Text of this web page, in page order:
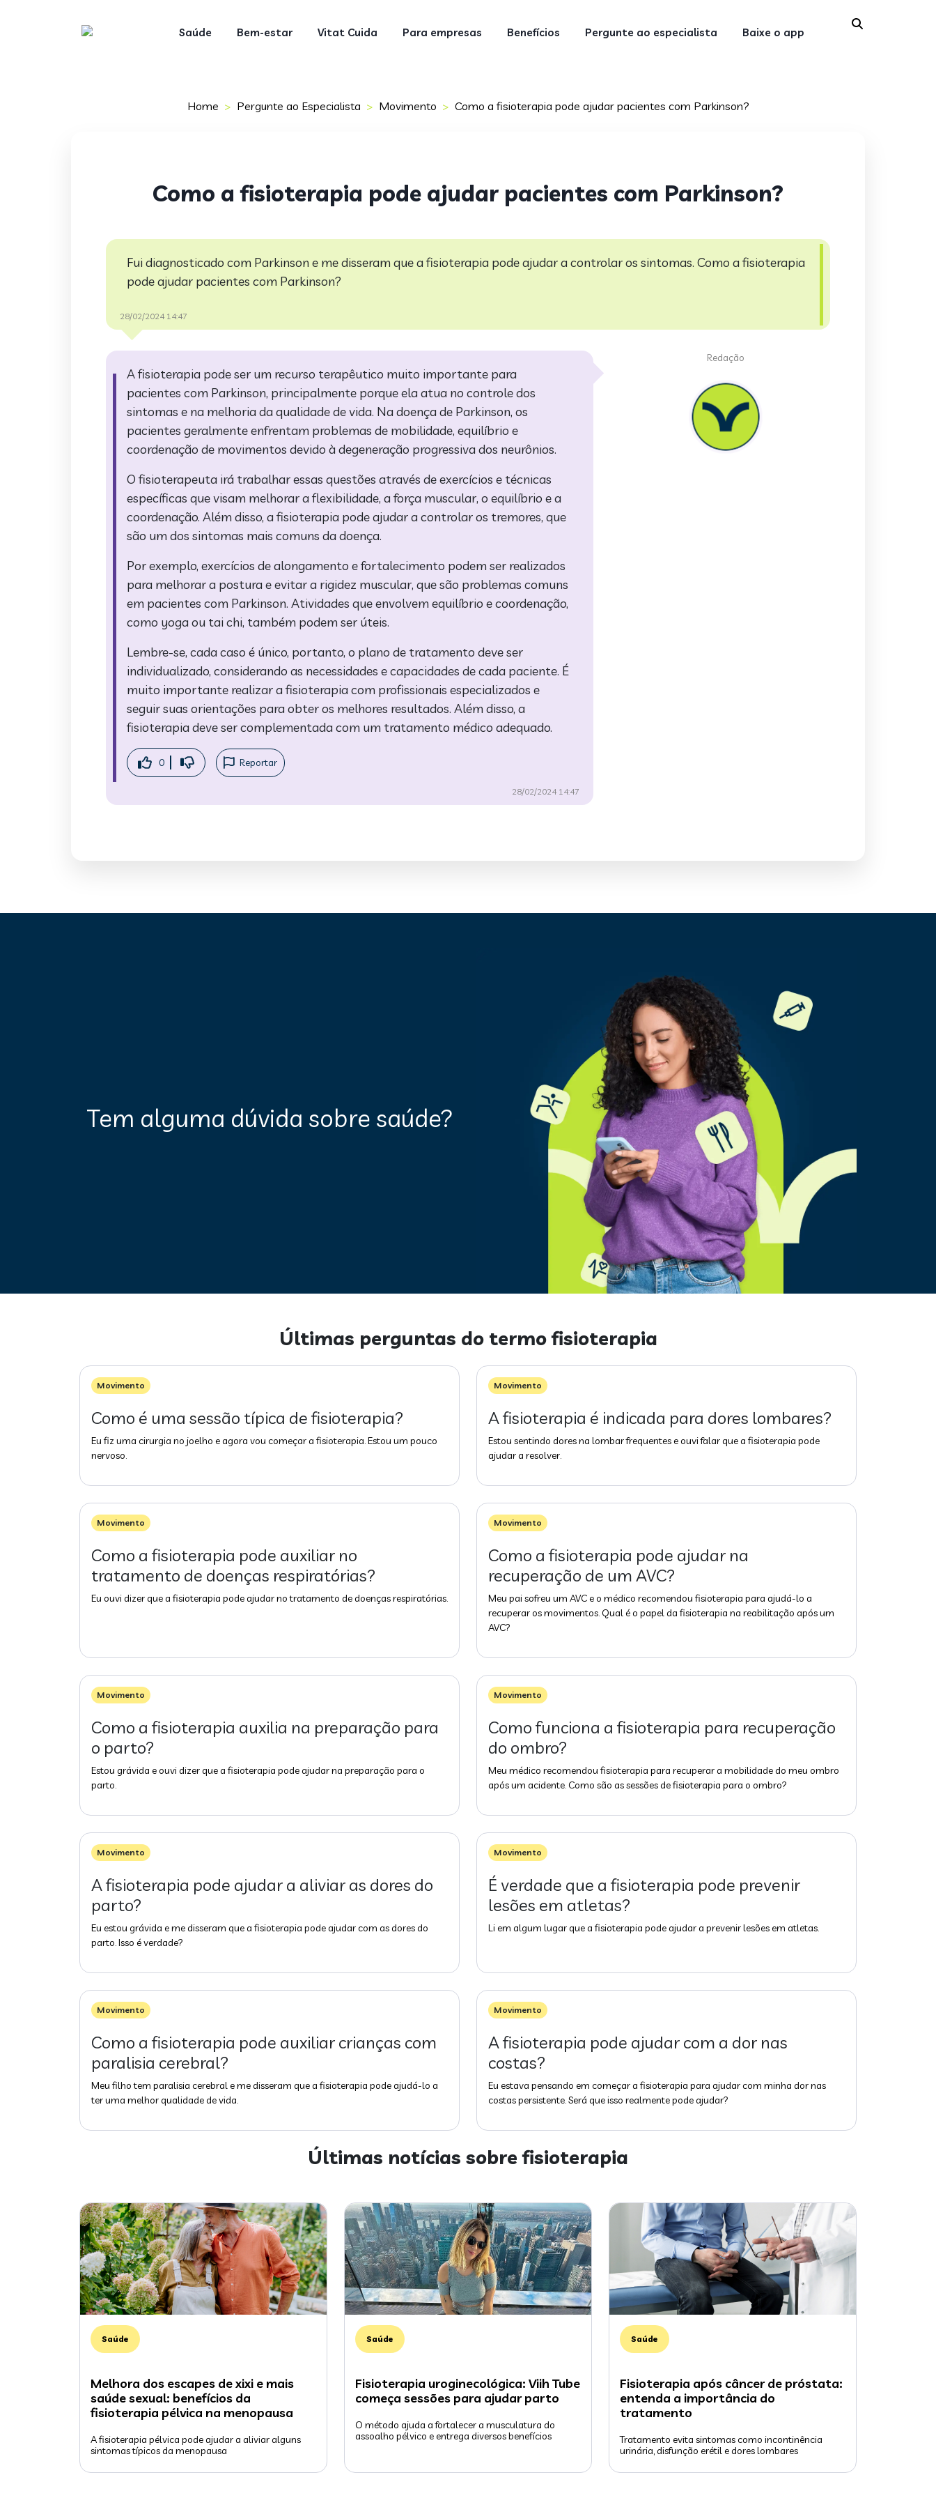
Saúde Bem-estar Vitat Cuida Para empresas Benefícios Pergunte ao especialista Baixe o app
Home Pergunte ao Especialista Movimento Como a fisioterapia pode ajudar pacientes com Parkinson?
Como a fisioterapia pode ajudar pacientes com Parkinson?
Fui diagnosticado com Parkinson e me disseram que a fisioterapia pode ajudar a controlar os sintomas. Como a fisioterapia
pode ajudar pacientes com Parkinson?
28/02/2024 14:47
A fisioterapia pode ser um recurso terapêutico muito importante para
pacientes com Parkinson, principalmente porque ela atua no controle dos
sintomas e na melhoria da qualidade de vida. Na doença de Parkinson, os
pacientes geralmente enfrentam problemas de mobilidade, equilíbrio e
coordenação de movimentos devido à degeneração progressiva dos neurônios.
O fisioterapeuta irá trabalhar essas questões através de exercícios e técnicas
específicas que visam melhorar a flexibilidade, a força muscular, o equilíbrio e a
coordenação. Além disso, a fisioterapia pode ajudar a controlar os tremores, que
são um dos sintomas mais comuns da doença.
Por exemplo, exercícios de alongamento e fortalecimento podem ser realizados
para melhorar a postura e evitar a rigidez muscular, que são problemas comuns
em pacientes com Parkinson. Atividades que envolvem equilíbrio e coordenação,
como yoga ou tai chi, também podem ser úteis.
Lembre-se, cada caso é único, portanto, o plano de tratamento deve ser
individualizado, considerando as necessidades e capacidades de cada paciente. É
muito importante realizar a fisioterapia com profissionais especializados e
seguir suas orientações para obter os melhores resultados. Além disso, a
fisioterapia deve ser complementada com um tratamento médico adequado.
0 Reportar
28/02/2024 14:47
Redação
Tem alguma dúvida sobre saúde?
Últimas perguntas do termofisioterapia
Movimento
Como é uma sessão típica de fisioterapia?
Eu fiz uma cirurgia no joelho e agora vou começar a fisioterapia. Estou um pouco
nervoso.
Movimento
A fisioterapia é indicada para dores lombares?
Estou sentindo dores na lombar frequentes e ouvi falar que a fisioterapia pode
ajudar a resolver.
Movimento
Como a fisioterapia pode auxiliar no
tratamento de doenças respiratórias?
Eu ouvi dizer que a fisioterapia pode ajudar no tratamento de doenças respiratórias.
Movimento
Como a fisioterapia pode ajudar na
recuperação de um AVC?
Meu pai sofreu um AVC e o médico recomendou fisioterapia para ajudá-lo a
recuperar os movimentos. Qual é o papel da fisioterapia na reabilitação após um
AVC?
Movimento
Como a fisioterapia auxilia na preparação para
o parto?
Estou grávida e ouvi dizer que a fisioterapia pode ajudar na preparação para o
parto.
Movimento
Como funciona a fisioterapia para recuperação
do ombro?
Meu médico recomendou fisioterapia para recuperar a mobilidade do meu ombro
após um acidente. Como são as sessões de fisioterapia para o ombro?
Movimento
A fisioterapia pode ajudar a aliviar as dores do
parto?
Eu estou grávida e me disseram que a fisioterapia pode ajudar com as dores do
parto. Isso é verdade?
Movimento
É verdade que a fisioterapia pode prevenir
lesões em atletas?
Li em algum lugar que a fisioterapia pode ajudar a prevenir lesões em atletas.
Movimento
Como a fisioterapia pode auxiliar crianças com
paralisia cerebral?
Meu filho tem paralisia cerebral e me disseram que a fisioterapia pode ajudá-lo a
ter uma melhor qualidade de vida.
Movimento
A fisioterapia pode ajudar com a dor nas
costas?
Eu estava pensando em começar a fisioterapia para ajudar com minha dor nas
costas persistente. Será que isso realmente pode ajudar?
Últimas notícias sobrefisioterapia
Saúde
Melhora dos escapes de xixi e mais
saúde sexual: benefícios da
fisioterapia pélvica na menopausa
A fisioterapia pélvica pode ajudar a aliviar alguns
sintomas típicos da menopausa
Saúde
Fisioterapia uroginecológica: Viih Tube
começa sessões para ajudar parto
O método ajuda a fortalecer a musculatura do
assoalho pélvico e entrega diversos benefícios
Saúde
Fisioterapia após câncer de próstata:
entenda a importância do
tratamento
Tratamento evita sintomas como incontinência
urinária, disfunção erétil e dores lombares